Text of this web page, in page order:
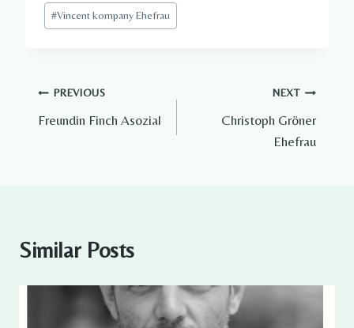
Post
Tags:
#Vincent kompany Ehefrau
Post
navigation
PREVIOUS
Freundin Finch Asozial
NEXT
Christoph Gröner
Ehefrau
Similar Posts